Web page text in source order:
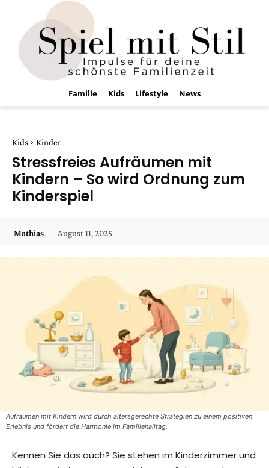
Familie Kids Lifestyle News
Kids Kinder
Stressfreies Aufräumen mit
Kindern – So wird Ordnung zum
Kinderspiel
Mathias August 11, 2025
Aufräumen mit Kindern wird durch altersgerechte Strategien zu einem positiven
Erlebnis und fördert die Harmonie im Familienalltag.
Kennen Sie das auch? Sie stehen im Kinderzimmer und